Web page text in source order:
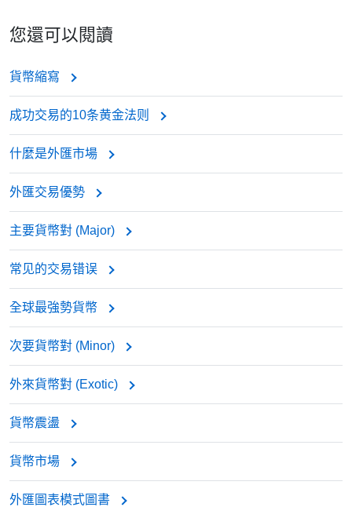
您還可以閱讀
貨幣縮寫
成功交易的10条黄金法则
什麼是外匯市場
外匯交易優勢
主要貨幣對 (Major)
常见的交易错误
全球最強勢貨幣
次要貨幣對 (Minor)
外來貨幣對 (Exotic)
貨幣震盪
貨幣市場
外匯圖表模式圖書